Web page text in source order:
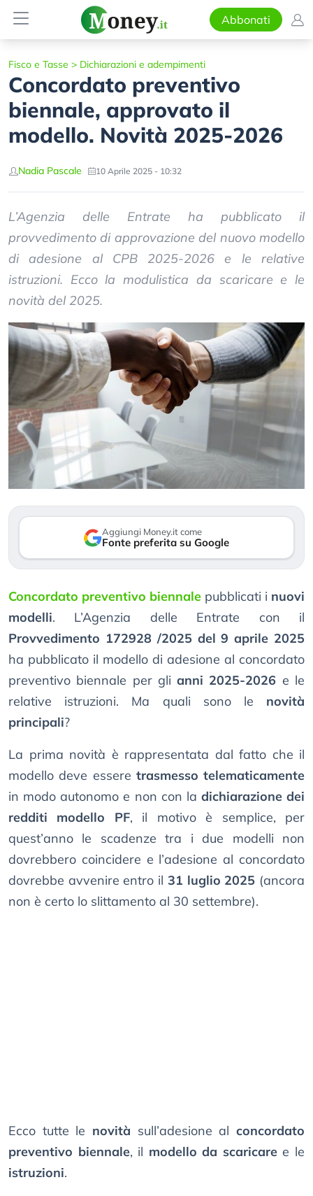
Abbonati
Fisco e Tasse > Dichiarazioni e adempimenti
Concordato preventivo
biennale, approvato il
modello. Novità 2025-2026
Nadia Pascale 10 Aprile 2025 - 10:32
L’Agenzia delle Entrate ha pubblicato il
provvedimento di approvazione del nuovo modello
di adesione al CPB 2025-2026 e le relative
istruzioni. Ecco la modulistica da scaricare e le
novità del 2025.
Aggiungi Money.it come
Fonte preferita su Google
Concordato preventivo biennale pubblicati i nuovi
modelli. L’Agenzia delle Entrate con il
Provvedimento 172928 /2025 del 9 aprile 2025
ha pubblicato il modello di adesione al concordato
preventivo biennale per glianni 2025-2026 e le
relative istruzioni. Ma quali sono le novità
principali?
La prima novità è rappresentata dal fatto che il
modello deve essere trasmesso telematicamente
in modo autonomo e non con la dichiarazione dei
redditi modello PF, il motivo è semplice, per
quest’anno le scadenze tra i due modelli non
dovrebbero coincidere e l’adesione al concordato
dovrebbe avvenire entro il 31 luglio 2025 (ancora
non è certo lo slittamento al 30 settembre).
Ecco tutte le novità sull’adesione al concordato
preventivo biennale, il modello da scaricaree le
istruzioni.